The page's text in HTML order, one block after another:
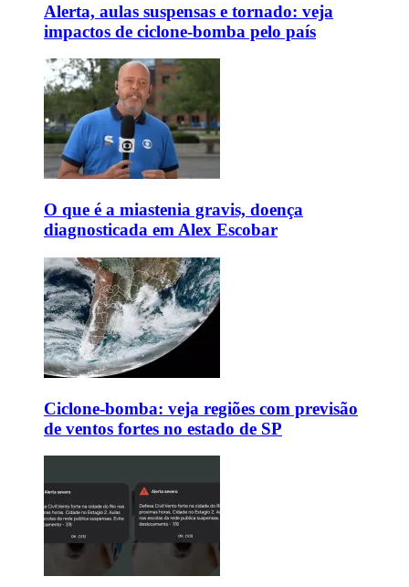
Alerta, aulas suspensas e tornado: veja
impactos de ciclone-bomba pelo país
O que é a miastenia gravis, doença
diagnosticada em Alex Escobar
Ciclone-bomba: veja regiões com previsão
de ventos fortes no estado de SP